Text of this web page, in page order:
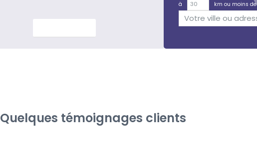
à
km ou moins de
Quelques témoignages clients